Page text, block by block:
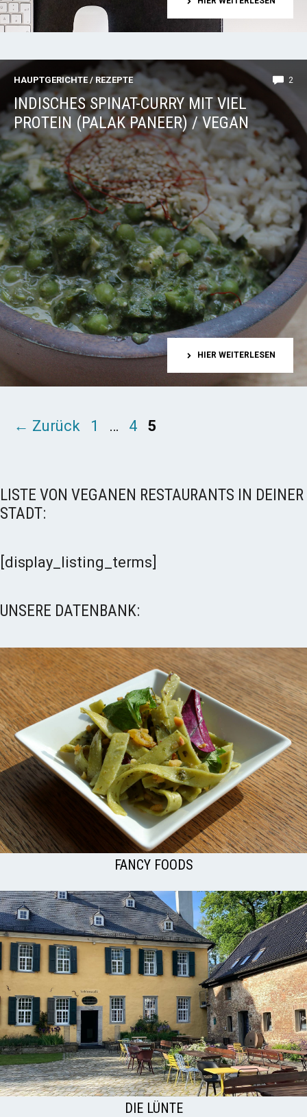
HAUPTGERICHTE/ REZEPTE 2
INDISCHES SPINAT-CURRY MIT VIEL
PROTEIN (PALAK PANEER) / VEGAN
HIER WEITERLESEN
← Zurück Seite
1 … Seite
4 Seite
5
LISTE VON VEGANEN RESTAURANTS IN DEINER
STADT:
[display_listing_terms]
UNSERE DATENBANK:
FANCY FOODS
DIE LÜNTE